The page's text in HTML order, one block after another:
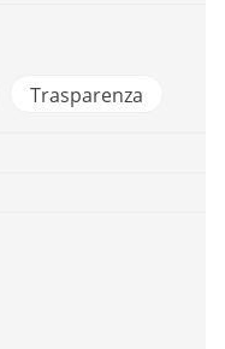
Trasparenza